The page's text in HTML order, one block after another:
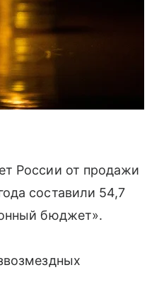
России от продажи
составили 54,7
бюджет».